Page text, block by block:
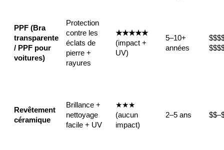
PPF (Bra
transparente
/ PPF pour
voitures)
Protection
contre les
éclats de
pierre +
rayures
★★★★★
(impact +
UV)
5–10+
années
Revêtement
céramique
Brillance +
nettoyage
facile + UV
★★★
(aucun
impact)
2–5 ans